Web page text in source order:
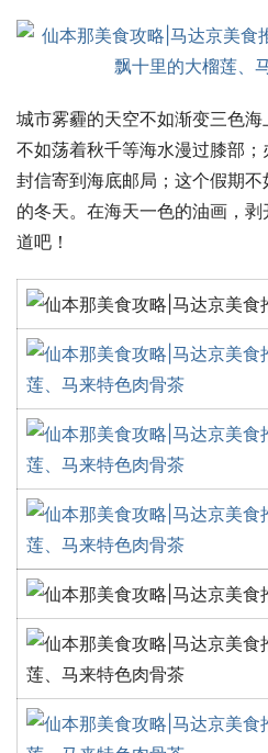
城市雾霾的天空不如渐变三色
不如荡着秋千等海水漫过膝部
封信寄到海底邮局；这个假期
的冬天。在海天一色的油画，
道吧！